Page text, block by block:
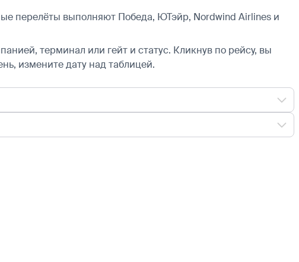
перелёты выполняют Победа, ЮТэйр, Nordwind Airlines и
терминал или гейт и статус. Кликнув по рейсу, вы
измените дату над таблицей.